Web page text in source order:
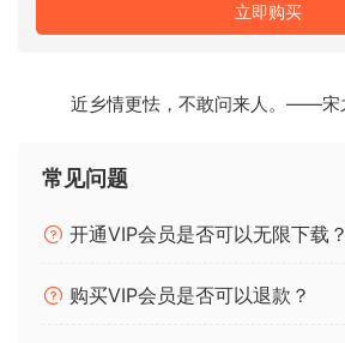
S-Console 将模拟混音中缺失的元素引
音轨间的自然衔接
三维立体立体声像
S-Console: The innovator Console
立即购买
近乡情更怯，不敢问来人。——宋
常见问题
开通VIP会员是否可以无限下载？
购买VIP会员是否可以退款？